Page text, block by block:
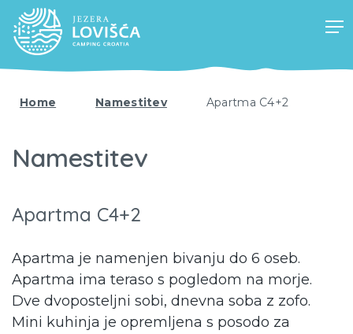
Home Namestitev Apartma C4+2
Namestitev
Apartma C4+2
Apartma je namenjen bivanju do 6 oseb.
Apartma ima teraso s pogledom na morje.
Dve dvoposteljni sobi, dnevna soba z zofo.
Mini kuhinja je opremljena s posodo za